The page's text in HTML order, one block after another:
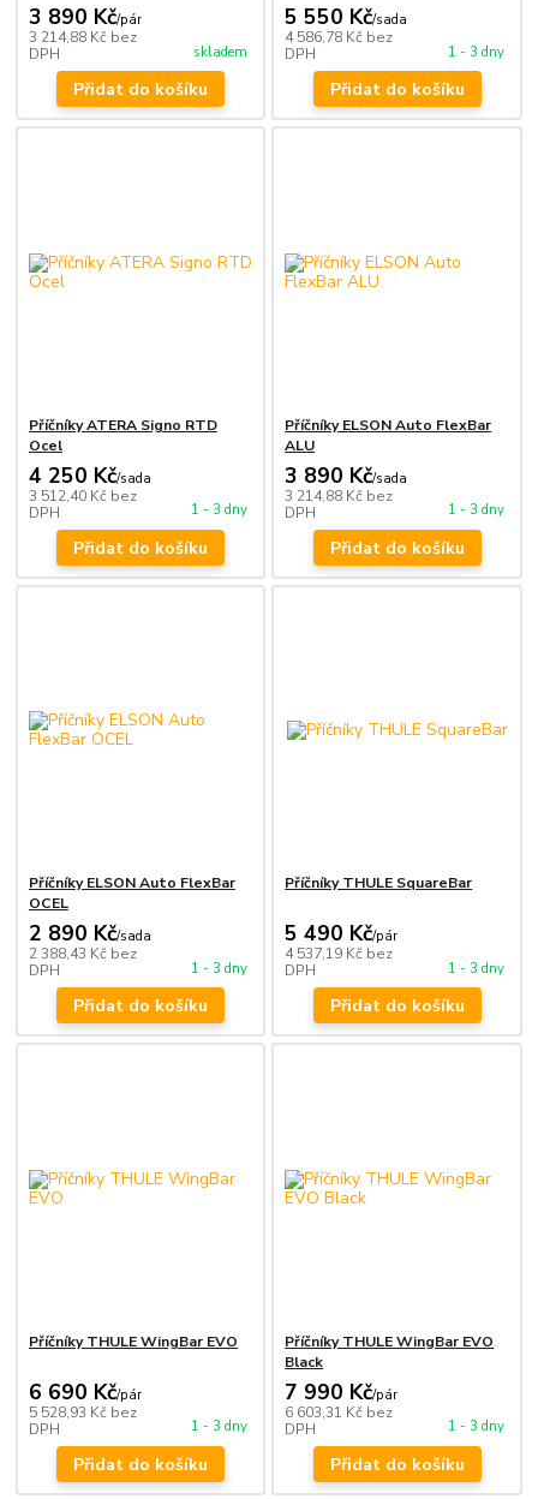
3 890 Kč/pár
3 214,88 Kč bez
DPH
skladem
Přidat do košíku
5 550 Kč/sada
4 586,78 Kč bez
DPH
1 - 3 dny
Přidat do košíku
Příčníky ATERA Signo RTD
Ocel
4 250 Kč/sada
3 512,40 Kč bez
DPH
1 - 3 dny
Přidat do košíku
Příčníky ELSON Auto FlexBar
ALU
3 890 Kč/sada
3 214,88 Kč bez
DPH
1 - 3 dny
Přidat do košíku
Příčníky ELSON Auto FlexBar
OCEL
2 890 Kč/sada
2 388,43 Kč bez
DPH
1 - 3 dny
Přidat do košíku
Příčníky THULE SquareBar
5 490 Kč/pár
4 537,19 Kč bez
DPH
1 - 3 dny
Přidat do košíku
Příčníky THULE WingBar EVO
6 690 Kč/pár
5 528,93 Kč bez
DPH
1 - 3 dny
Přidat do košíku
Příčníky THULE WingBar EVO
Black
7 990 Kč/pár
6 603,31 Kč bez
DPH
1 - 3 dny
Přidat do košíku